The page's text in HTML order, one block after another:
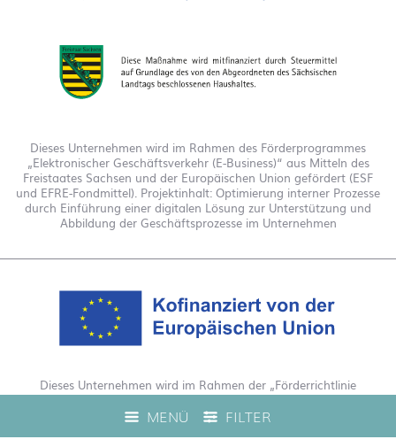
MENÜ FILTER
Dieses Unternehmen wird im Rahmen des Förderprogrammes
„Elektronischer Geschäftsverkehr (E-Business)“ aus Mitteln des
Freistaates Sachsen und der Europäischen Union gefördert (ESF
und EFRE-Fondmittel). Projektinhalt: Optimierung interner Prozesse
durch Einführung einer digitalen Lösung zur Unterstützung und
Abbildung der Geschäftsprozesse im Unternehmen
Dieses Unternehmen wird im Rahmen der „Förderrichtlinie
Digitalisierung Zuschuss EFRE 2021 bis 2027“ gefördert. Hierdurch
wurde eine Live-Produktberatung auf unserem Webshop